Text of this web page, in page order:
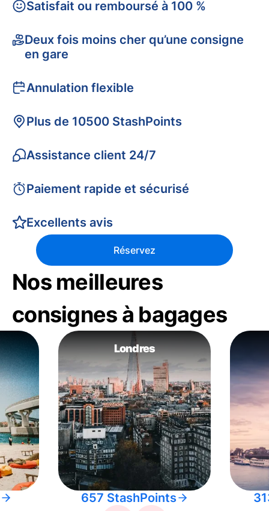
Satisfait ou remboursé à 100 %
Deux fois moins cher qu’une consigne
en gare
Annulation flexible
Plus de 10500 StashPoints
Assistance client 24/7
Paiement rapide et sécurisé
Excellents avis
Réservez
Nos meilleures
consignes à bagages
Londres
657 StashPoints